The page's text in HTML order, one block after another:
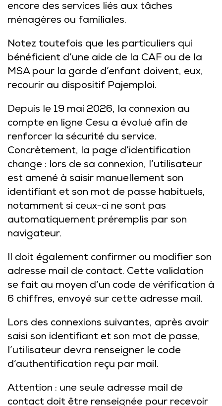
encore des services liés aux tâches
ménagères ou familiales.
Notez toutefois que les particuliers qui
bénéficient d’une aide de la CAF ou de la
MSA pour la garde d’enfant doivent, eux,
recourir au dispositif Pajemploi.
Depuis le 19 mai 2026, la connexion au
compte en ligne Cesu a évolué afin de
renforcer la sécurité du service.
Concrètement, la page d’identification
change : lors de sa connexion, l’utilisateur
est amené à saisir manuellement son
identifiant et son mot de passe habituels,
notamment si ceux-ci ne sont pas
automatiquement préremplis par son
navigateur.
Il doit également confirmer ou modifier son
adresse mail de contact. Cette validation
se fait au moyen d’un code de vérification à
6 chiffres, envoyé sur cette adresse mail.
Lors des connexions suivantes, après avoir
saisi son identifiant et son mot de passe,
l’utilisateur devra renseigner le code
d’authentification reçu par mail.
Attention : une seule adresse mail de
contact doit être renseignée pour recevoir